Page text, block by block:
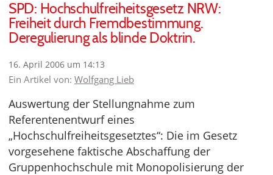
SPD: Hochschulfreiheitsgesetz NRW:
Freiheit durch Fremdbestimmung.
Deregulierung als blinde Doktrin.
16. April 2006 um 14:13
Ein Artikel von: Wolfgang Lieb
Auswertung der Stellungnahme zum
Referentenentwurf eines
„Hochschulfreiheitsgesetztes“: Die im Gesetz
vorgesehene faktische Abschaffung der
Gruppenhochschule mit Monopolisierung der